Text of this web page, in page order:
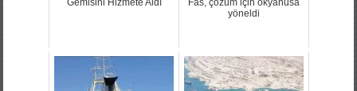
Gemisini Hizmete Aldı
Fas, çözüm için okyanusa
yöneldi